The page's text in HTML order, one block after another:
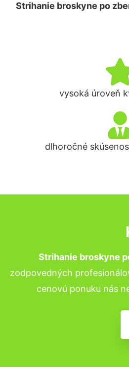
Strihanie broskyne po
vysoká úroveň
dlhoročné
Strihanie broskyne
zodpovedných
cenovú ponuku nás